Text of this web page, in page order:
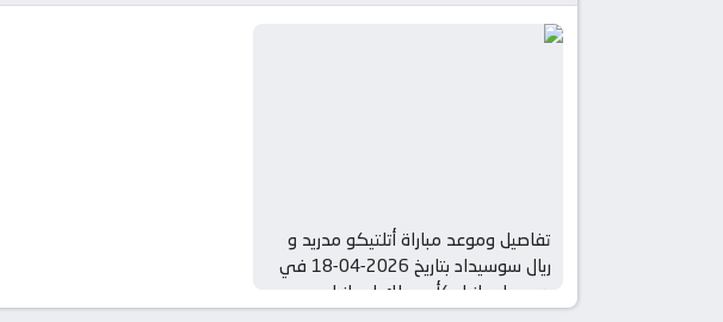
تفاصيل وموعد مباراة أتلتيكو مدريد و
ريال سوسيداد بتاريخ 2026-04-18 في
دوري إسبانيا, كأس ملك إسبانيا –